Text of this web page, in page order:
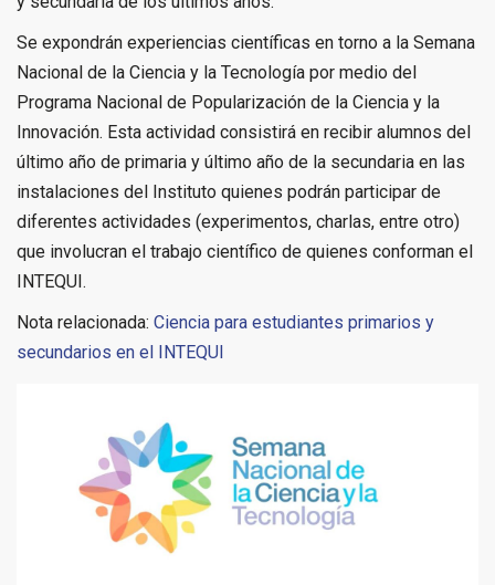
Se expondrán experiencias científicas en torno a la Semana
Nacional de la Ciencia y la Tecnología por medio del
Programa Nacional de Popularización de la Ciencia y la
Innovación. Esta actividad consistirá en recibir alumnos del
último año de primaria y último año de la secundaria en las
instalaciones del Instituto quienes podrán participar de
diferentes actividades (experimentos, charlas, entre otro)
que involucran el trabajo científico de quienes conforman el
INTEQUI.
Nota relacionada: Ciencia para estudiantes primarios y
secundarios en el INTEQUI